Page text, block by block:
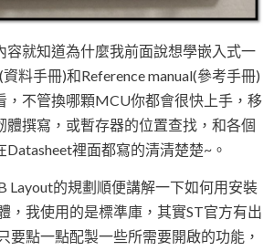
容就知道為什麼我前面說想學嵌入式一
料手冊)和Reference manual(參考手冊)
，不管換哪顆MCU你都會很快上手，移
體撰寫，或暫存器的位置查找，和各個
裡面都寫的清清楚楚~。
Layout的規劃順便講解一下如何用安裝
，我使用的是標準庫，其實ST官方有出
要點一點配製一些所需要開啟的功能，